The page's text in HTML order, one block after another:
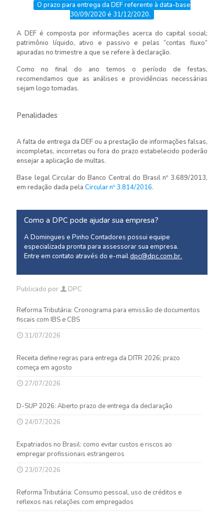
O prazo para entrega da DEF referente à data-base
30/09/2020 é 31/12/2020.
A DEF é composta por informações acerca do capital social;
patrimônio líquido, ativo e passivo e pelas “contas fluxo”
apuradas no trimestre a que se refere à declaração.
Como no final do ano temos o período de festas,
recomendamos que as análises e providências necessárias
sejam logo tomadas.
Penalidades
A falta de entrega da DEF ou a prestação de informações falsas,
incompletas, incorretas ou fora do prazo estabelecido poderão
ensejar a aplicação de multas.
Base legal Circular do Banco Central do Brasil nº 3.689/2013,
em redação dada pela Circular nº 3.814/2016.
Como a DPC pode ajudar sua empresa?
A Domingues e Pinho Contadores possui equipe
especializada pronta para assessorar sua empresa.
Entre em contato através do e-maildpc@dpc.com.br.
Publicado por DPC
Reforma Tributária: Cronograma para emissão de documentos
fiscais com IBS e CBS
31/07/2026
Receita define regras para entrega da DITR 2026; prazo
começa em agosto
27/07/2026
D-SUP 2026: Aberto prazo de entrega da declaração
24/07/2026
Expatriados no Brasil: como evitar custos e riscos ao
empregar profissionais estrangeiros
23/07/2026
Reforma Tributária: Consumo pessoal, uso de créditos e
reflexos nas relações com empregados